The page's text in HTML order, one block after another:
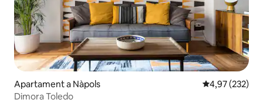
Apartament a Nàpols 4,97 de
4,97 (232)
Dimora Toledo